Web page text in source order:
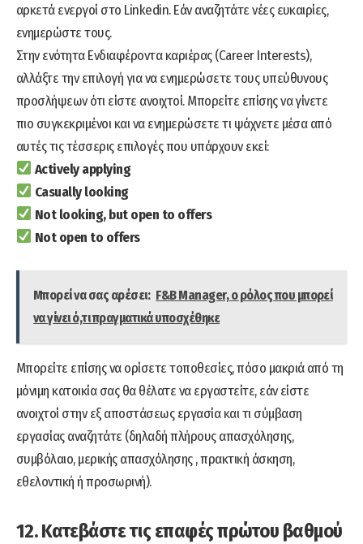
αρκετά ενεργοί στο Linkedin. Εάν αναζητάτε νέες ευκαιρίες,
ενημερώστε τους.
Στην ενότητα Ενδιαφέροντα καριέρας (Career Interests),
αλλάξτε την επιλογή για να ενημερώσετε τους υπεύθυνους
προσλήψεων ότι είστε ανοιχτοί. Μπορείτε επίσης να γίνετε
πιο συγκεκριμένοι και να ενημερώσετε τι ψάχνετε μέσα από
αυτές τις τέσσερις επιλογές που υπάρχουν εκεί:
Actively applying
Casually looking
Not looking, but open to offers
Not open to offers
Μπορεί να σας αρέσει: F&B Manager, ο ρόλος που μπορεί
να γίνει ό,τι πραγματικά υποσχέθηκε
Μπορείτε επίσης να ορίσετε τοποθεσίες, πόσο μακριά από τη
μόνιμη κατοικία σας θα θέλατε να εργαστείτε, εάν είστε
ανοιχτοί στην εξ αποστάσεως εργασία και τι σύμβαση
εργασίας αναζητάτε (δηλαδή πλήρους απασχόλησης,
συμβόλαιο, μερικής απασχόλησης , πρακτική άσκηση,
εθελοντική ή προσωρινή).
12. Κατεβάστε τις επαφές πρώτου βαθμού